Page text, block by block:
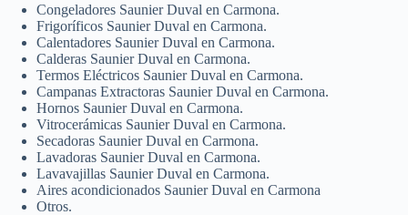
Congeladores Saunier Duval en Carmona.
Frigoríficos Saunier Duval en Carmona.
Calentadores Saunier Duval en Carmona.
Calderas Saunier Duval en Carmona.
Termos Eléctricos Saunier Duval en Carmona.
Campanas Extractoras Saunier Duval en Carmona.
Hornos Saunier Duval en Carmona.
Vitrocerámicas Saunier Duval en Carmona.
Secadoras Saunier Duval en Carmona.
Lavadoras Saunier Duval en Carmona.
Lavavajillas Saunier Duval en Carmona.
Aires acondicionados Saunier Duval en Carmona
Otros.